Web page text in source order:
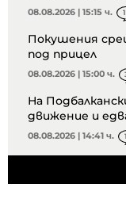
08.08.2026 | 15:15 ч.
Покушения
под прицел
08.08.2026 | 15:00 ч.
На
движение и
08.08.2026 | 14:41 ч.